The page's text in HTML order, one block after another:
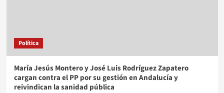
Política
María Jesús Montero y José Luis Rodríguez Zapatero
cargan contra el PP por su gestión en Andalucía y
reivindican la sanidad pública